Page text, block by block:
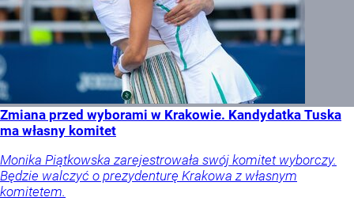
Zmiana przed wyborami w Krakowie. Kandydatka Tuska
ma własny komitet
Monika Piątkowska zarejestrowała swój komitet wyborczy.
Będzie walczyć o prezydenturę Krakowa z własnym
komitetem.